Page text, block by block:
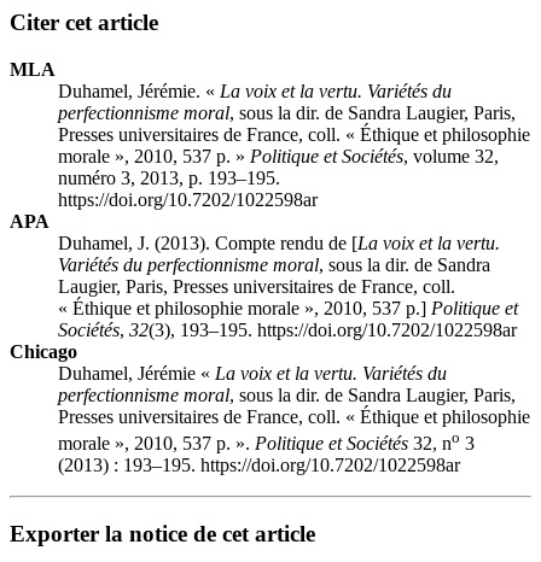
Citer cet article
MLA
Duhamel, Jérémie. « La voix et la vertu. Variétés du
perfectionnisme moral, sous la dir. de Sandra Laugier, Paris,
Presses universitaires de France, coll. « Éthique et philosophie
morale », 2010, 537 p. » Politique et Sociétés, volume 32,
numéro 3, 2013, p. 193–195.
https://doi.org/10.7202/1022598ar
APA
Duhamel, J. (2013). Compte rendu de [La voix et la vertu.
Variétés du perfectionnisme moral, sous la dir. de Sandra
Laugier, Paris, Presses universitaires de France, coll.
« Éthique et philosophie morale », 2010, 537 p.] Politique et
Sociétés, 32(3), 193–195. https://doi.org/10.7202/1022598ar
Chicago
Duhamel, Jérémie « La voix et la vertu. Variétés du
perfectionnisme moral, sous la dir. de Sandra Laugier, Paris,
Presses universitaires de France, coll. « Éthique et philosophie
morale », 2010, 537 p. ». Politique et Sociétés 32, no 3
(2013) : 193–195. https://doi.org/10.7202/1022598ar
Exporter la notice de cet article